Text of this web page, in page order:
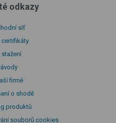
odkazy
síť
certifikáty
stažení
firmě
o shodě
produktů
souborů cookies